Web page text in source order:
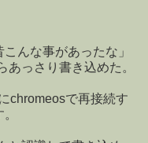
んな事があったな」
あっさり書き込めた。
chromeosで再接続す